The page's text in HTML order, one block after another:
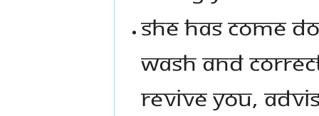
She has come
wash and
revive you,